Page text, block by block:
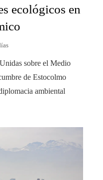
ecológicos en
sobre el Medio
de Estocolmo
ambiental